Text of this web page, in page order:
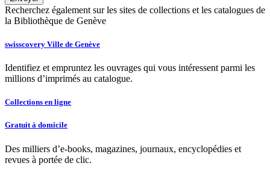
Recherchez également sur les sites de collections et les catalogues de
la Bibliothèque de Genève
swisscovery Ville de Genève
Identifiez et empruntez les ouvrages qui vous intéressent parmi les
millions d’imprimés au catalogue.
Collections en ligne
Gratuit à domicile
Des milliers d’e-books, magazines, journaux, encyclopédies et
revues à portée de clic.